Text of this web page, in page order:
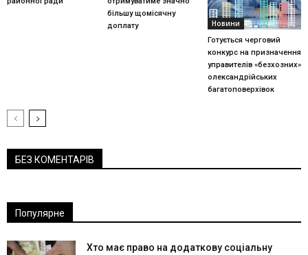
більшу щомісячну
доплату
Новини
Готується черговий
конкурс на призначення
управителів «безхозних»
олександрійських
багатоповерхівок
БЕЗ КОМЕНТАРІВ
Популярне
Хто має право на додаткову соціальну